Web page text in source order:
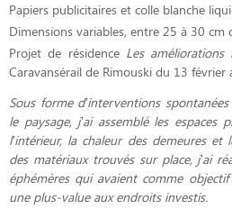
Papiers publicitaires et colle blanche
Dimensions variables, entre 25 à 30 cm
Projet de résidence Les améliorations
Caravansérail de Rimouski du 13 février
Sous forme d’interventions
le paysage, j’ai assemblé les espaces
l’intérieur, la chaleur des demeures et
des matériaux trouvés sur place, j’ai
éphémères qui avaient comme
une plus-value aux endroits investis.